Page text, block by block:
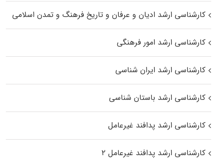
کارشناسی ارشد ادیان و عرفان و تاریخ فرهنگ و تمدن اسلامی
کارشناسی ارشد امور فرهنگی
کارشناسی ارشد ایران شناسی
کارشناسی ارشد باستان شناسی
کارشناسی ارشد پدافند غیرعامل
کارشناسی ارشد پدافند غیرعامل ۲